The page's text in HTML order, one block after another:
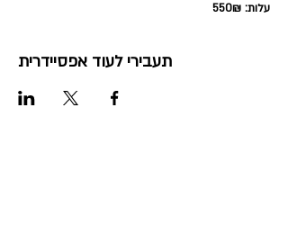
עלות: 550₪
תעבירי לעוד אפסיידרית